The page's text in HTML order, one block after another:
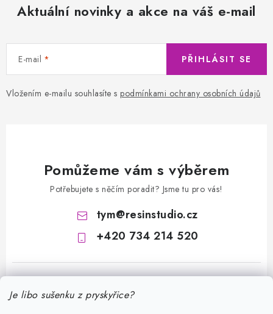
Je libo sušenku z pryskyřice?
Aktuální novinky a akce na váš e-mail
E-mail
Vložením e-mailu souhlasíte s podmínkami ochrany osobních údajů
PŘIHLÁSIT SE
Pomůžeme vám s výběrem
Potřebujete s něčím poradit? Jsme tu pro vás!
tym@resinstudio.cz
+420 734 214 520